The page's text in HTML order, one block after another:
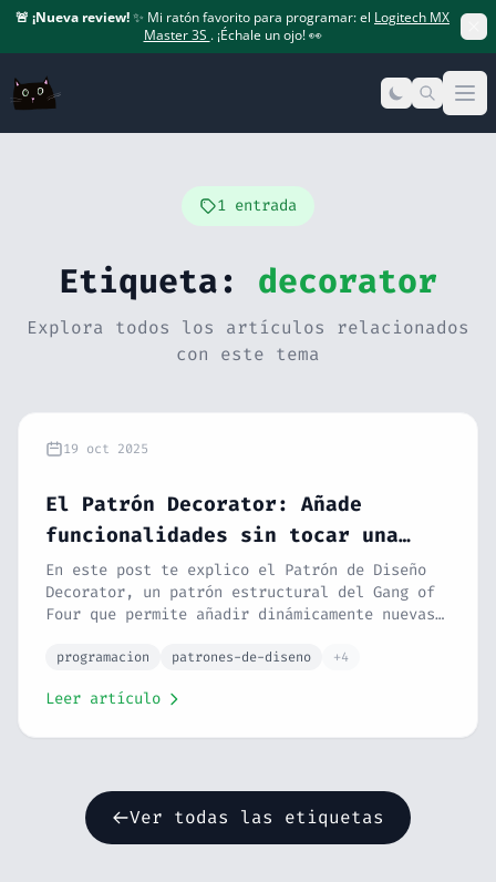
🚨 ¡Nueva review!✨ Mi ratón favorito para programar: el Logitech MX
Master 3S . ¡Échale un ojo! 👀
1 entrada
Etiqueta: decorator
Explora todos los artículos relacionados
con este tema
19 oct 2025
El Patrón Decorator: Añade
funcionalidades sin tocar una
sola línea del original
En este post te explico el Patrón de Diseño
Decorator, un patrón estructural del Gang of
Four que permite añadir dinámicamente nuevas
modificarlo. Con ejemplos en PHP (café,
ventajas, desventajas, relación con SOLID y
programacion patrones-de-diseno +4
Leer artículo
Ver todas las etiquetas